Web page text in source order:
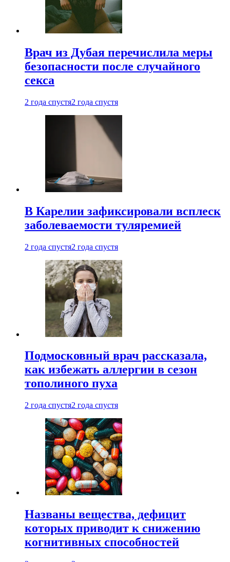
Врач из Дубая перечислила меры
безопасности после случайного
секса
2 года спустя2 года спустя
В Карелии зафиксировали всплеск
заболеваемости туляремией
2 года спустя2 года спустя
Подмосковный врач рассказала,
как избежать аллергии в сезон
тополиного пуха
2 года спустя2 года спустя
Названы вещества, дефицит
которых приводит к снижению
когнитивных способностей